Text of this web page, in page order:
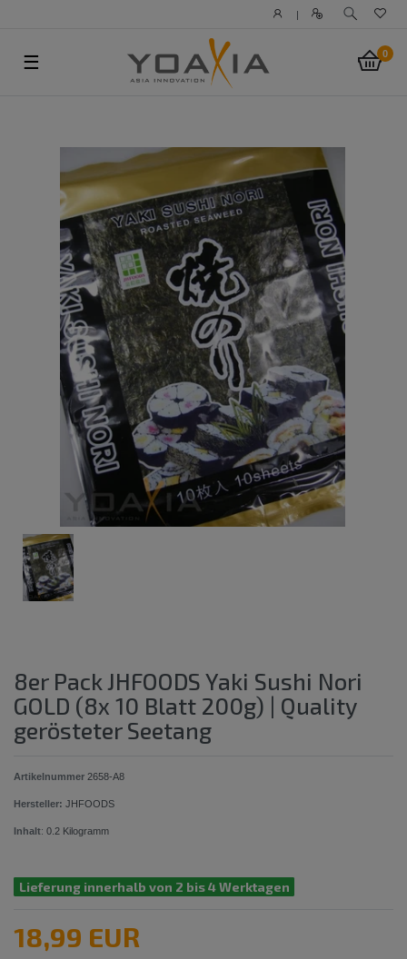
|
0
☰
8er Pack JHFOODS Yaki Sushi Nori
GOLD (8x 10 Blatt 200g) | Quality
gerösteter Seetang
Artikelnummer 2658-A8
Hersteller: JHFOODS
Inhalt: 0.2 Kilogramm
Lieferung innerhalb von 2 bis 4 Werktagen
18,99 EUR